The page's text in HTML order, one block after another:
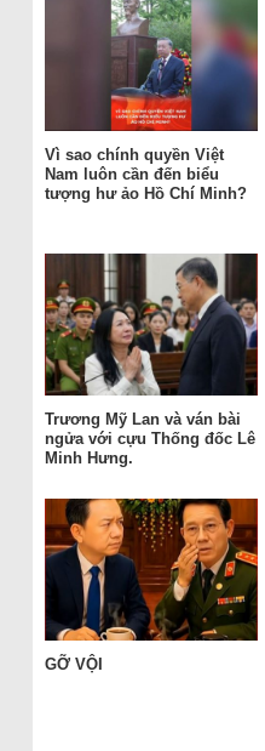
Vì sao chính quyền Việt
Nam luôn cần đến biểu
tượng hư ảo Hồ Chí Minh?
Trương Mỹ Lan và ván bài
ngửa với cựu Thống đốc Lê
Minh Hưng.
GỠ VỘI